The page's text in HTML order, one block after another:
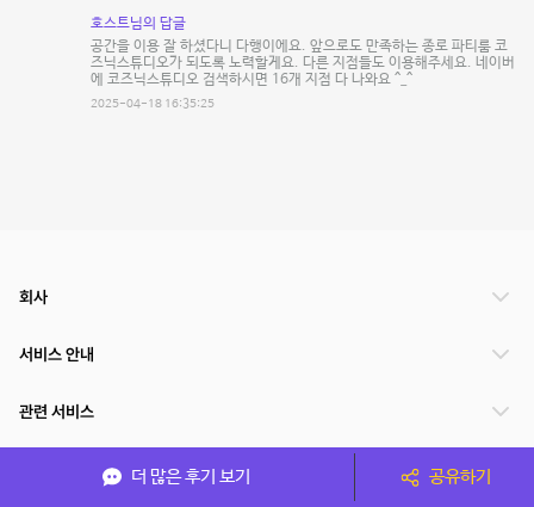
호스트님의 답글
공간을 이용 잘 하셨다니 다행이에요. 앞으로도 만족하는 종로 파티룸 코
즈닉스튜디오가 되도록 노력할게요. 다른 지점들도 이용해주세요. 네이버
에 코즈닉스튜디오 검색하시면 16개 지점 다 나와요 ^_^
2025-04-18 16:35:25
더 많은 후기 보기 공유하기
회사
서비스 안내
관련 서비스